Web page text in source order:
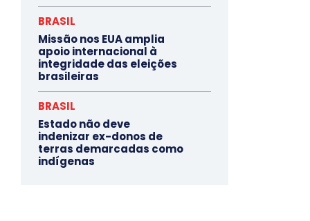
BRASIL
Missão nos EUA amplia
apoio internacional à
integridade das eleições
brasileiras
BRASIL
Estado não deve
indenizar ex-donos de
terras demarcadas como
indígenas